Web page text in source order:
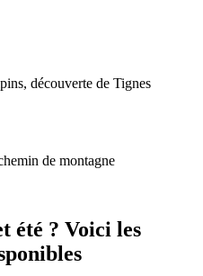
découverte de Tignes
été ? Voici les